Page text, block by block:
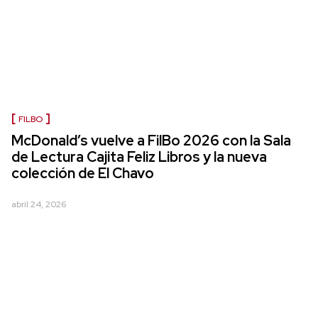
FILBO
McDonald’s vuelve a FilBo 2026 con la Sala
de Lectura Cajita Feliz Libros y la nueva
colección de El Chavo
abril 24, 2026